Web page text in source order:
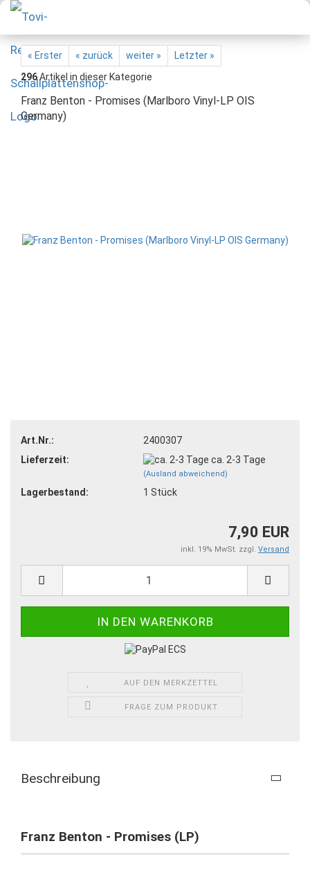
« Erster « zurück weiter »
Letzter »
296Artikel in dieser Kategorie
Franz Benton - Promises (Marlboro Vinyl-LP OIS
Germany)
Art.Nr.:
2400307
Lieferzeit:
ca. 2-3 Tage
(Ausland abweichend)
Lagerbestand: 1 Stück
7,90 EUR
inkl. 19% MwSt. zzgl. Versand
AUF DEN MERKZETTEL
FRAGE ZUM PRODUKT
Beschreibung
Franz Benton - Promises (LP)